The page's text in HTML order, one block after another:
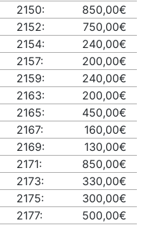
2150:
850,00€
2152:
750,00€
2154:
240,00€
2157:
200,00€
2159:
240,00€
2163:
200,00€
2165:
450,00€
2167:
160,00€
2169:
130,00€
2171:
850,00€
2173:
330,00€
2175:
300,00€
2177:
500,00€